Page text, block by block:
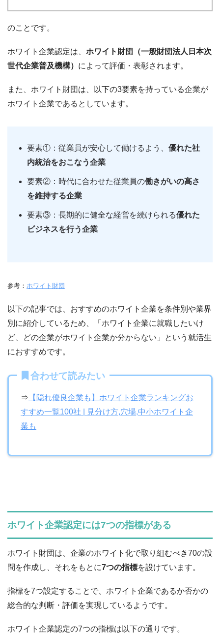
のことです。
ホワイト企業認定は、 ホワイト財団（一般財団法人日本次
世代企業普及機構） によって評価・表彰されます。
また、ホワイト財団は、以下の3要素を持っている企業が
ホワイト企業であるとしています。
要素①：従業員が安心して働けるよう、 優れた社
内統治をおこなう企業
要素②：時代に合わせた従業員の働きがいの高さ
を維持する企業
要素③：長期的に健全な経営を続けられる優れた
ビジネスを行う企業
参考： ホワイト財団
以下の記事では、おすすめのホワイト企業を条件別や業界
別に紹介しているため、「ホワイト企業に就職したいけ
ど、どの企業がホワイト企業か分からない」という就活生
におすすめです。
合わせて読みたい
⇒ 【隠れ優良企業も】ホワイト企業ランキングお
すすめ一覧100社 | 見分け方,穴場,中小ホワイト企
業も
ホワイト企業認定には7つの指標がある
ホワイト財団は、企業のホワイト化で取り組むべき70の設
問を作成し、それをもとに7つの指標を設けています。
指標を7つ設定することで、ホワイト企業であるか否かの
総合的な判断・評価を実現しているようです。
ホワイト企業認定の7つの指標は以下の通りです。